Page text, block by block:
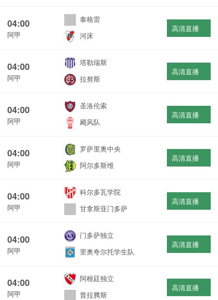
04:00
阿甲
泰格雷
河床
高清直播
04:00
阿甲
塔勒瑞斯
拉努斯
高清直播
04:00
阿甲
圣洛伦索
飓风队
高清直播
04:00
阿甲
罗萨里奥中央
阿尔多斯维
高清直播
04:00
阿甲
科尔多瓦学院
甘拿斯亚门多萨
高清直播
04:00
阿甲
门多萨独立
里奥夸尔托学生队
高清直播
04:00
阿甲
阿根廷独立
普拉腾斯
高清直播